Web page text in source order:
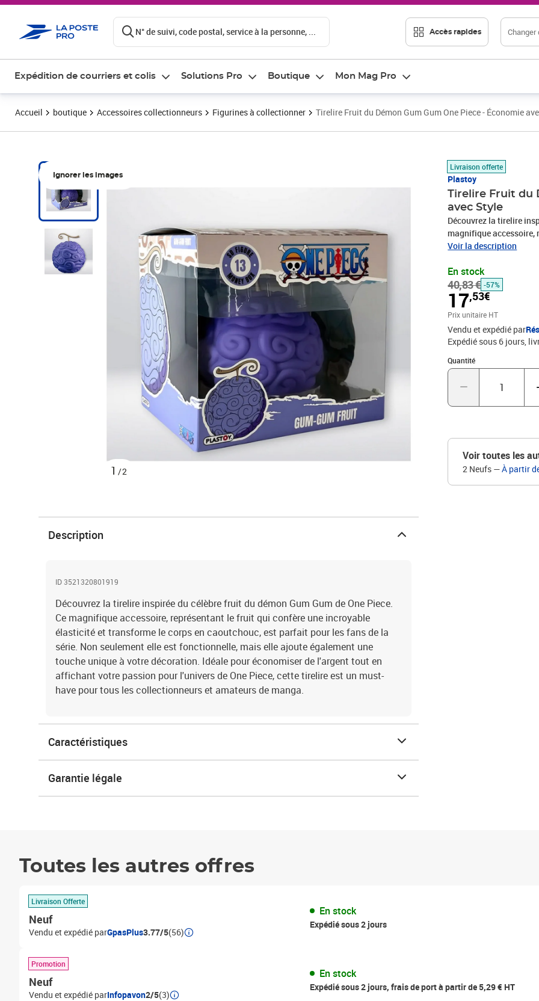
N° de suivi, code postal, service à la personne, ... Accès rapides Changer
Expédition de courriers et colis Solutions Pro Boutique Mon Mag Pro
Accueil boutique Accessoires collectionneurs Figurines à collectionner Tirelire Fruit du Démon Gum Gum One Piece - Économie
Ignorer les images
1 /2
Livraison offerte
Plastoy
Tirelire Fruit du
avec Style
Découvrez la tirelire
magnifique accessoire,
transforme le corps en
votre décoration.
pour l'univers de One
collectionneurs et
Voir la description
En stock
40,83 €
Prix barré 40,83 €
-57%
17,53€
Prix 17,53€
Prix unitaire HT
Vendu et expédié par
Expédié sous 6 jours
Quantité
Quantité : 1
Voir toutes les
2 Neufs —À partir
Description
ID 3521320801919
Découvrez la tirelire inspirée du célèbre fruit du démon Gum Gum de One Piece.
Ce magnifique accessoire, représentant le fruit qui confère une incroyable
élasticité et transforme le corps en caoutchouc, est parfait pour les fans de la
série. Non seulement elle est fonctionnelle, mais elle ajoute également une
touche unique à votre décoration. Idéale pour économiser de l'argent tout en
affichant votre passion pour l'univers de One Piece, cette tirelire est un must-
have pour tous les collectionneurs et amateurs de manga.
Caractéristiques
Garantie légale
Toutes les autres offres
Livraison Offerte
Neuf
Vendu et expédié parGpasPlus3.77/5(56)
En stock
Expédié sous 2 jours
Promotion
Neuf
Vendu et expédié parInfopavon2/5(3)
En stock
Expédié sous 2 jours, frais de port à partir de 5,29 € HT